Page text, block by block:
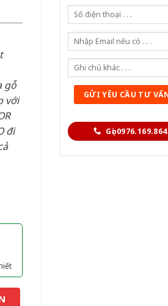
Gọi 0976.169.864
gỗ
với
đi